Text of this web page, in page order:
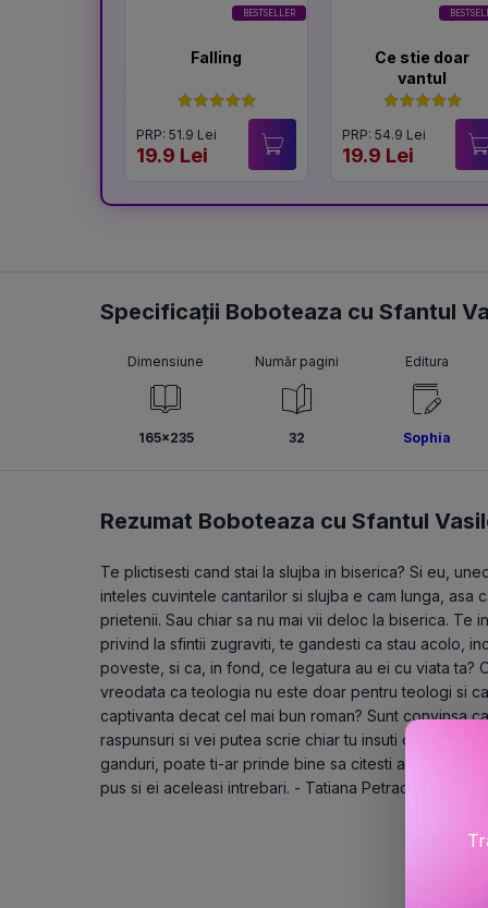
BESTSELLER
Falling
PRP: 51.9 Lei
19.9 Lei
Ce stie doar
vantul
PRP: 54.9 Lei
19.9 Lei
Specificații Boboteaza cu Sfantul
Dimensiune
165x235
Număr pagini
32
Editura
Sophia
Rezumat Boboteaza cu Sfantul
Te plictisesti cand stai la slujba in biserica? Si eu,
inteles cuvintele cantarilor si slujba e cam lunga, asa
prietenii. Sau chiar sa nu mai vii deloc la biserica. Te
privind la sfintii zugraviti, te gandesti ca stau acolo,
poveste, si ca, in fond, ce legatura au ei cu viata ta?
vreodata ca teologia nu este doar pentru teologi si
captivanta decat cel mai bun roman? Sunt convinsa
raspunsuri si vei putea scrie chiar tu insuti o carte
ganduri, poate ti-ar prinde bine sa citesti aceste
pus si ei aceleasi intrebari. - Tatiana Petrache